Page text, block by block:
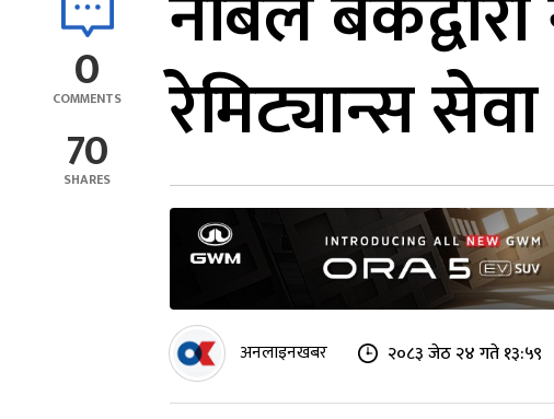
0
COMMENTS
70
SHARES
रेमिट्यान्स
अनलाइनखबर २०८३ जेठ २४ गते १३:५९